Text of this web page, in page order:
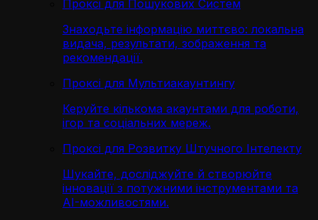
Проксі для Пошукових Систем
Знаходьте інформацію миттєво: локальна
видача, результати, зображення та
рекомендації.
Проксі для Мультиакаунтингу
Керуйте кількома акаунтами для роботи,
ігор та соціальних мереж.
Проксі для Розвитку Штучного Інтелекту
Шукайте, досліджуйте й створюйте
інновації з потужними інструментами та
AI-можливостями.